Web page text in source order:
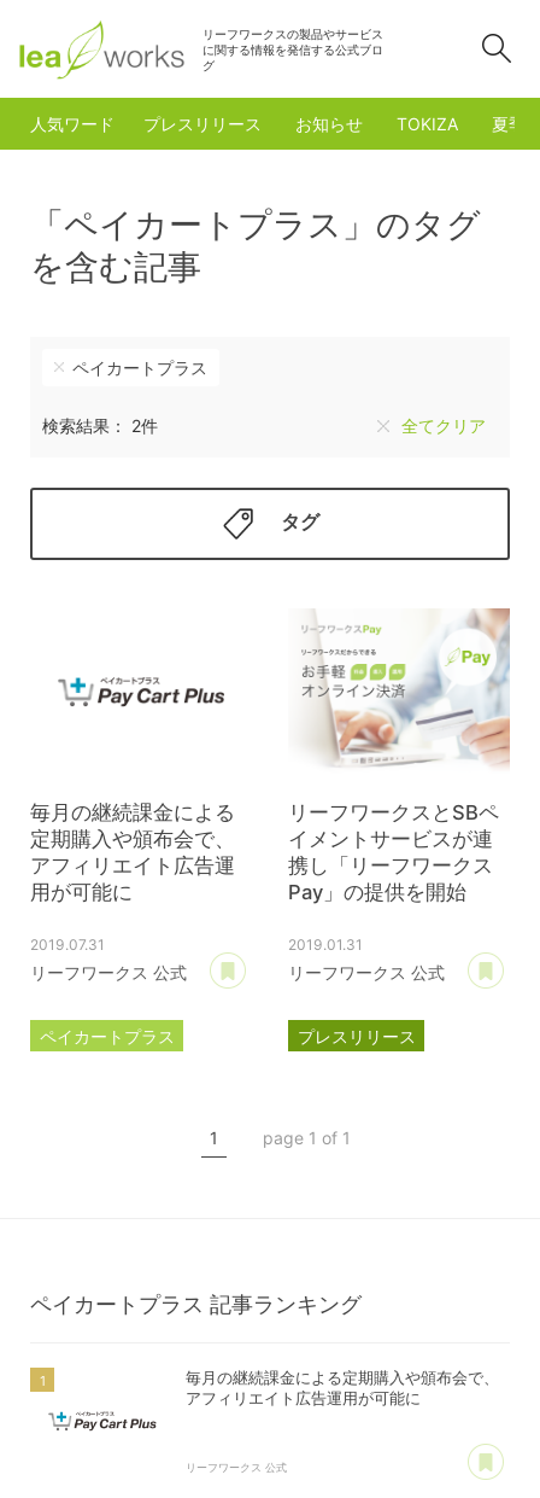
リーフワークスの製品やサービス
に関する情報を発信する公式ブロ
グ
人気ワード プレスリリース お知らせ TOKIZA 夏季
「ペイカートプラス」のタグ
を含む記事
ペイカートプラス
検索結果： 2件 全てクリア
タグ
毎月の継続課金による
定期購入や頒布会で、
アフィリエイト広告運
用が可能に
2019.07.31
リーフワークス 公式
あとで読む
ペイカートプラス
リーフワークスとSBペ
イメントサービスが連
携し「リーフワークス
Pay」の提供を開始
2019.01.31
リーフワークス 公式
プレスリリース
1 page 1 of 1
ペイカートプラス 記事ランキング
毎月の継続課金による定期購入や頒布会で、
アフィリエイト広告運用が可能に
リーフワークス 公式